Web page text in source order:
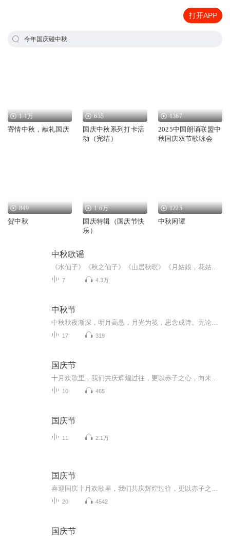
打开APP
今年国庆碰中秋
1.1万
寄情中秋，献礼国庆
635
国庆中秋系列打卡活
动（完结）
1367
2025中国朗诵联盟中
秋国庆双节歌咏会
849
贺中秋
1.6万
国庆特辑（国庆节快
乐）
1225
中秋闲谭
中秋歌谣
7 4.3万
中秋节
17 319
国庆节
10 465
国庆节
11 2.1万
国庆节
20 4542
国庆节